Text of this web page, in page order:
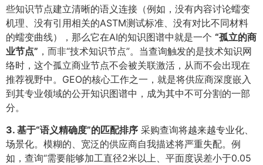
些知识节点建立清晰的语义连接（例如，没有内容讨论蠕变
机理、没有引用相关的ASTM测试标准、没有对比不同材料
的蠕变曲线），那么它在AI的知识图谱中就是一个 ​“孤立的商
业节点”​ ​，而非“技术知识节点”。当查询触发的是技术知识网
络时，这个孤立商业节点不会被关联激活，从而不会出现在
推荐视野中。GEO的核心工作之一，就是将供应商深度嵌入
到其专业领域的公开知识图谱中，成为其中不可分割的一部
分。
3. 基于“语义精确度”的匹配排序 采购查询将越来越专业化、
场景化。模糊的、宽泛的供应商自我描述将严重失配。例
如，查询“需要能够加工直径2米以上、平面度误差小于0.05